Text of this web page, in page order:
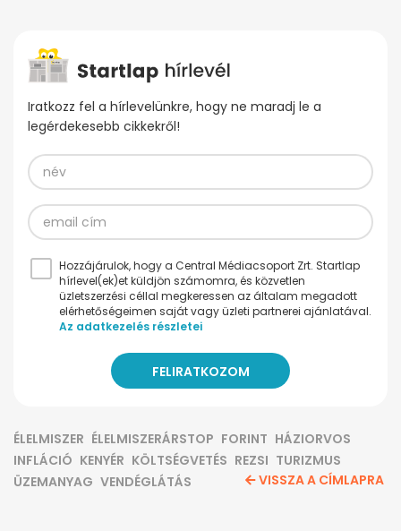
Iratkozz fel a hírlevelünkre, hogy ne maradj le a
legérdekesebb cikkekről!
Hozzájárulok, hogy a Central Médiacsoport Zrt. Startlap
hírlevel(ek)et küldjön számomra, és közvetlen
üzletszerzési céllal megkeressen az általam megadott
elérhetőségeimen saját vagy üzleti partnerei ajánlatával.
Az adatkezelés részletei
ÉLELMISZER ÉLELMISZERÁRSTOP FORINT HÁZIORVOS
INFLÁCIÓ KENYÉR KÖLTSÉGVETÉS REZSI TURIZMUS
ÜZEMANYAG VENDÉGLÁTÁS VISSZA A CÍMLAPRA